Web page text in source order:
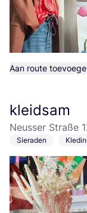
Aan route
kleidsam
Neusser Straße
Sieraden